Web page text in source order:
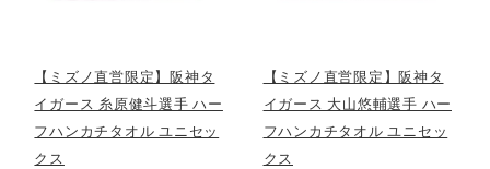
ワーキング
【ミズノ直営限定】阪神タ
イガース 糸原健斗選手 ハー
フハンカチタオル ユニセッ
クス
【ミズノ直営限定】阪神タ
イガース 大山悠輔選手 ハー
フハンカチタオル ユニセッ
クス